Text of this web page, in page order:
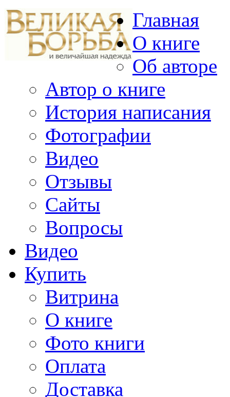
Главная
О книге
Об авторе
Автор о книге
История написания
Фотографии
Видео
Отзывы
Сайты
Вопросы
Видео
Купить
Витрина
О книге
Фото книги
Оплата
Доставка